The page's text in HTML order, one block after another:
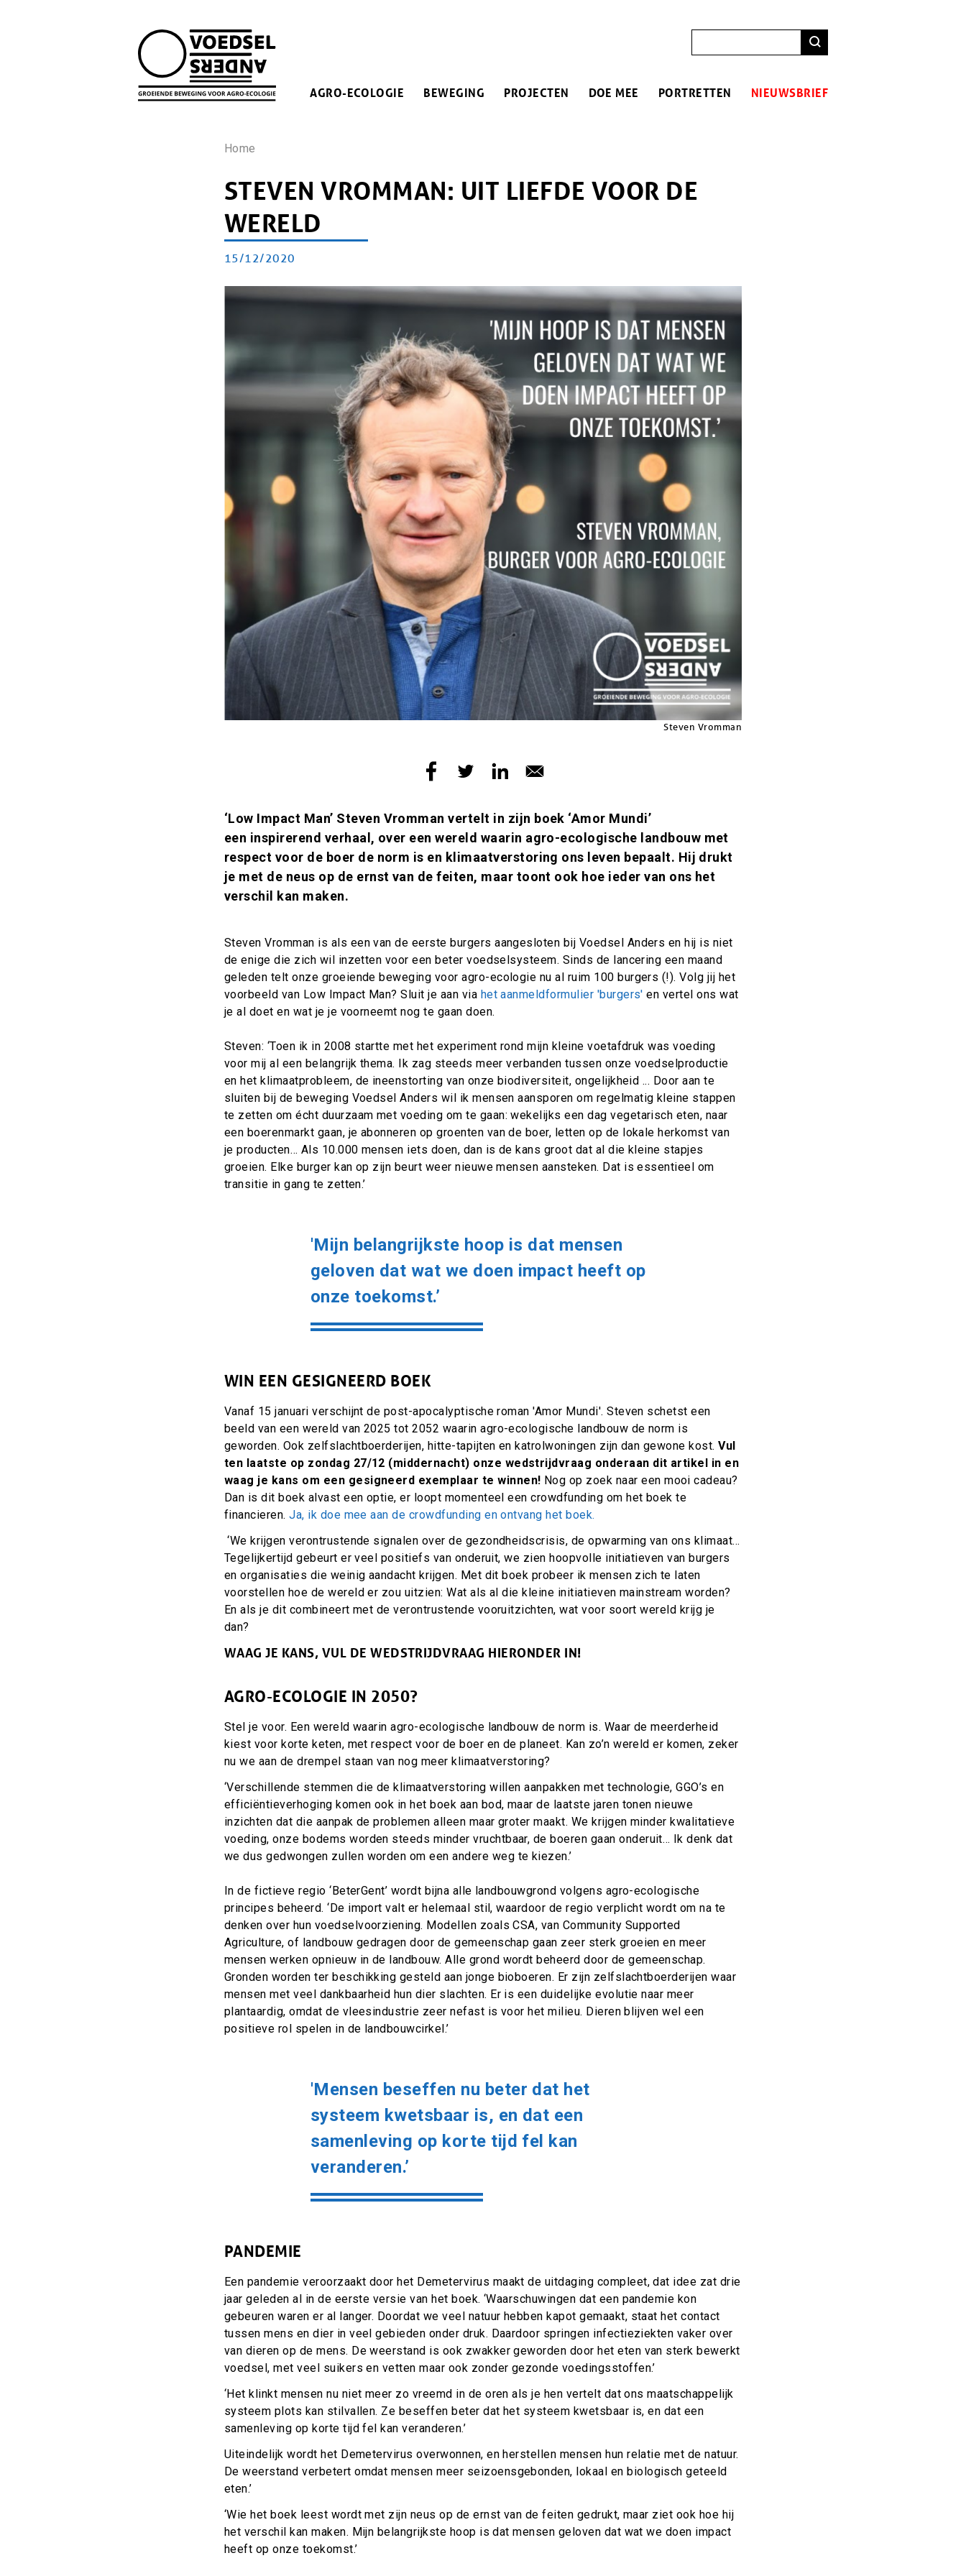
MAIN
AGRO-ECOLOGIE BEWEGING PROJECTEN DOE MEE PORTRETTEN NIEUWSBRIEF
KRUIMELPAD
Home
STEVEN VROMMAN: UIT LIEFDE VOOR DE
WERELD
Artikel
PUBLICATIEDATUM
15/12/2020
Afbeelding
Afbeelding
Steven Vromman
Inleiding
‘Low Impact Man’ Steven Vromman vertelt in zijn boek ‘Amor Mundi’
een inspirerend verhaal, over een wereld waarin agro-ecologische landbouw met
respect voor de boer de norm is en klimaatverstoring ons leven bepaalt. Hij drukt
je met de neus op de ernst van de feiten, maar toont ook hoe ieder van ons het
verschil kan maken.
Steven Vromman is als een van de eerste burgers aangesloten bij Voedsel Anders en hij is niet
de enige die zich wil inzetten voor een beter voedselsysteem. Sinds de lancering een maand
geleden telt onze groeiende beweging voor agro-ecologie nu al ruim 100 burgers (!). Volg jij het
voorbeeld van Low Impact Man? Sluit je aan via het aanmeldformulier 'burgers' en vertel ons wat
je al doet en wat je je voorneemt nog te gaan doen.
Steven: ‘Toen ik in 2008 startte met het experiment rond mijn kleine voetafdruk was voeding
voor mij al een belangrijk thema. Ik zag steeds meer verbanden tussen onze voedselproductie
en het klimaatprobleem, de ineenstorting van onze biodiversiteit, ongelijkheid ... Door aan te
sluiten bij de beweging Voedsel Anders wil ik mensen aansporen om regelmatig kleine stappen
te zetten om écht duurzaam met voeding om te gaan: wekelijks een dag vegetarisch eten, naar
een boerenmarkt gaan, je abonneren op groenten van de boer, letten op de lokale herkomst van
je producten… Als 10.000 mensen iets doen, dan is de kans groot dat al die kleine stapjes
groeien. Elke burger kan op zijn beurt weer nieuwe mensen aansteken. Dat is essentieel om
transitie in gang te zetten.’
'Mijn belangrijkste hoop is dat mensen
geloven dat wat we doen impact heeft op
onze toekomst.’
WIN EEN GESIGNEERD BOEK
Vanaf 15 januari verschijnt de post-apocalyptische roman 'Amor Mundi'. Steven schetst een
beeld van een wereld van 2025 tot 2052 waarin agro-ecologische landbouw de norm is
geworden. Ook zelfslachtboerderijen, hitte-tapijten en katrolwoningen zijn dan gewone kost.Vul
ten laatste op zondag 27/12 (middernacht) onze wedstrijdvraag onderaan dit artikel in en
waag je kans om een gesigneerd exemplaar te winnen! Nog op zoek naar een mooi cadeau?
Dan is dit boek alvast een optie, er loopt momenteel een crowdfunding om het boek te
financieren.Ja, ik doe mee aan de crowdfunding en ontvang het boek.
‘We krijgen verontrustende signalen over de gezondheidscrisis, de opwarming van ons klimaat…
Tegelijkertijd gebeurt er veel positiefs van onderuit, we zien hoopvolle initiatieven van burgers
en organisaties die weinig aandacht krijgen. Met dit boek probeer ik mensen zich te laten
voorstellen hoe de wereld er zou uitzien: Wat als al die kleine initiatieven mainstream worden?
En als je dit combineert met de verontrustende vooruitzichten, wat voor soort wereld krijg je
dan?
WAAG JE KANS, VUL DE WEDSTRIJDVRAAG HIERONDER IN!
AGRO-ECOLOGIE IN 2050?
Stel je voor. Een wereld waarin agro-ecologische landbouw de norm is. Waar de meerderheid
kiest voor korte keten, met respect voor de boer en de planeet. Kan zo’n wereld er komen, zeker
nu we aan de drempel staan van nog meer klimaatverstoring?
‘Verschillende stemmen die de klimaatverstoring willen aanpakken met technologie, GGO’s en
efficiëntieverhoging komen ook in het boek aan bod, maar de laatste jaren tonen nieuwe
inzichten dat die aanpak de problemen alleen maar groter maakt. We krijgen minder kwalitatieve
voeding, onze bodems worden steeds minder vruchtbaar, de boeren gaan onderuit… Ik denk dat
we dus gedwongen zullen worden om een andere weg te kiezen.’
In de fictieve regio ‘BeterGent’ wordt bijna alle landbouwgrond volgens agro-ecologische
principes beheerd. ‘De import valt er helemaal stil, waardoor de regio verplicht wordt om na te
denken over hun voedselvoorziening. Modellen zoals CSA, van Community Supported
Agriculture, of landbouw gedragen door de gemeenschap gaan zeer sterk groeien en meer
mensen werken opnieuw in de landbouw. Alle grond wordt beheerd door de gemeenschap.
Gronden worden ter beschikking gesteld aan jonge bioboeren. Er zijn zelfslachtboerderijen waar
mensen met veel dankbaarheid hun dier slachten. Er is een duidelijke evolutie naar meer
plantaardig, omdat de vleesindustrie zeer nefast is voor het milieu. Dieren blijven wel een
positieve rol spelen in de landbouwcirkel.’
'Mensen beseffen nu beter dat het
systeem kwetsbaar is, en dat een
samenleving op korte tijd fel kan
veranderen.’
PANDEMIE
Een pandemie veroorzaakt door het Demetervirus maakt de uitdaging compleet, dat idee zat drie
jaar geleden al in de eerste versie van het boek. ‘Waarschuwingen dat een pandemie kon
gebeuren waren er al langer. Doordat we veel natuur hebben kapot gemaakt, staat het contact
tussen mens en dier in veel gebieden onder druk. Daardoor springen infectieziekten vaker over
van dieren op de mens. De weerstand is ook zwakker geworden door het eten van sterk bewerkt
voedsel, met veel suikers en vetten maar ook zonder gezonde voedingsstoffen.’
‘Het klinkt mensen nu niet meer zo vreemd in de oren als je hen vertelt dat ons maatschappelijk
systeem plots kan stilvallen. Ze beseffen beter dat het systeem kwetsbaar is, en dat een
samenleving op korte tijd fel kan veranderen.’
Uiteindelijk wordt het Demetervirus overwonnen, en herstellen mensen hun relatie met de natuur.
De weerstand verbetert omdat mensen meer seizoensgebonden, lokaal en biologisch geteeld
eten.’
‘Wie het boek leest wordt met zijn neus op de ernst van de feiten gedrukt, maar ziet ook hoe hij
het verschil kan maken. Mijn belangrijkste hoop is dat mensen geloven dat wat we doen impact
heeft op onze toekomst.’